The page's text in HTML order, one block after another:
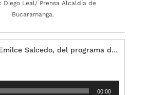
Diego Leal/ Prensa Alcaldía de
Bucaramanga.
María Emilce Salcedo, del programa de Mujer y Equidad de Géneros de la Secretaría de Desarrollo Social
00:00